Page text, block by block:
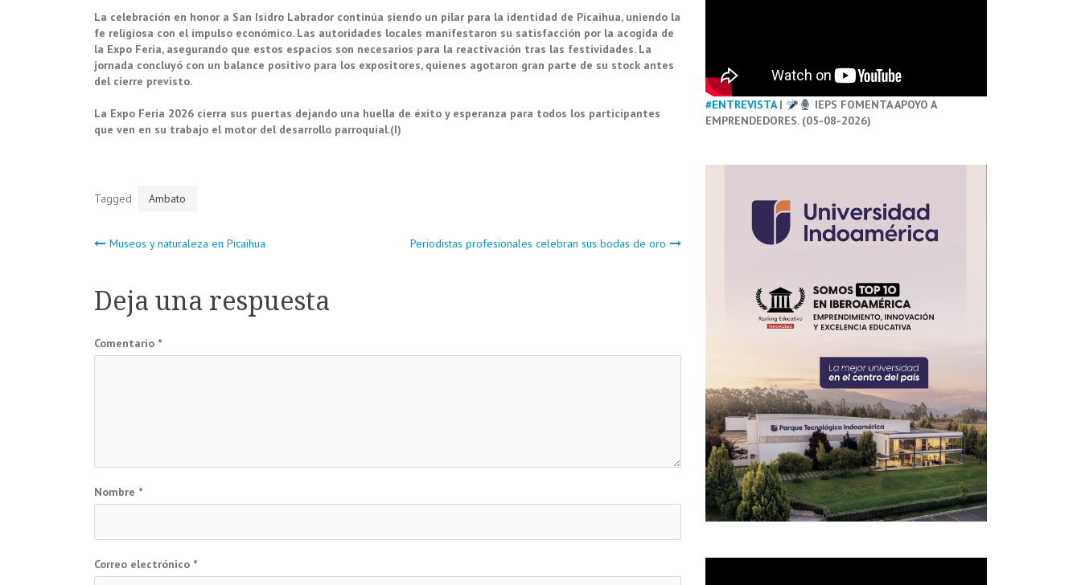
La celebración en honor a San Isidro Labrador continúa siendo un pilar para la identidad de Picaihua, uniendo la
fe religiosa con el impulso económico. Las autoridades locales manifestaron su satisfacción por la acogida de
la Expo Feria, asegurando que estos espacios son necesarios para la reactivación tras las festividades. La
jornada concluyó con un balance positivo para los expositores, quienes agotaron gran parte de su stock antes
del cierre previsto.
La Expo Feria 2026 cierra sus puertas dejando una huella de éxito y esperanza para todos los participantes
que ven en su trabajo el motor del desarrollo parroquial.(I)
Tagged Ambato
Navegación
de
entradas
Museos y naturaleza en Picaihua Periodistas profesionales celebran sus bodas de oro
Deja una respuesta
Comentario *
Nombre *
Correo electrónico *
#ENTREVISTA|
IEPS FOMENTA APOYO A
EMPRENDEDORES. (05-08-2026)